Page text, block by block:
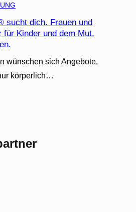
sucht dich. Frauen und
für Kinder und dem Mut,
wünschen sich Angebote,
körperlich…